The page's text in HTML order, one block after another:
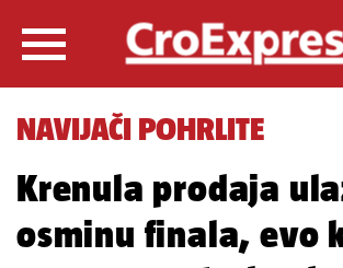
NAVIJAČI POHRLITE
Krenula prodaja
osminu finala, evo